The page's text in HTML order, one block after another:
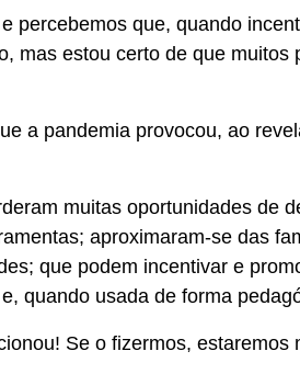
que, quando
estou certo de que
a pandemia provocou, ao
muitas oportunidades de
aproximaram-se das
que podem incentivar e
quando usada de forma
Se o fizermos,